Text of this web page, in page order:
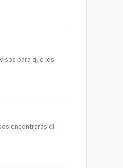
para que los
encontrarás el